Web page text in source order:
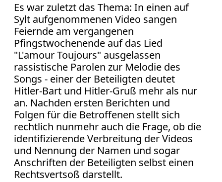
Es war zuletzt das Thema: In einen auf
Sylt aufgenommenen Video sangen
Feiernde am vergangenen
Pfingstwochenende auf das Lied
"L'amour Toujours" ausgelassen
rassistische Parolen zur Melodie des
Songs - einer der Beteiligten deutet
Hitler-Bart und Hitler-Gruß mehr als nur
an. Nachden ersten Berichten und
Folgen für die Betroffenen stellt sich
rechtlich nunmehr auch die Frage, ob die
identifizierende Verbreitung der Videos
und Nennung der Namen und sogar
Anschriften der Beteiligten selbst einen
Rechtsvertsoß darstellt.